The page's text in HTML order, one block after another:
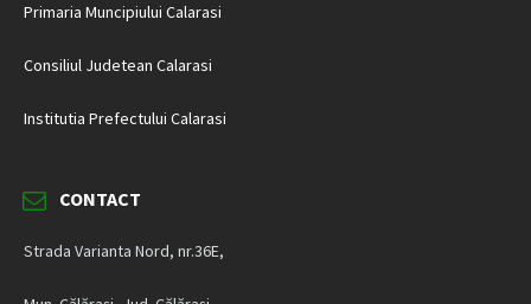
Primaria Muncipiului Calarasi
Consiliul Judetean Calarasi
Institutia Prefectului Calarasi
CONTACT
Strada Varianta Nord, nr.36E,